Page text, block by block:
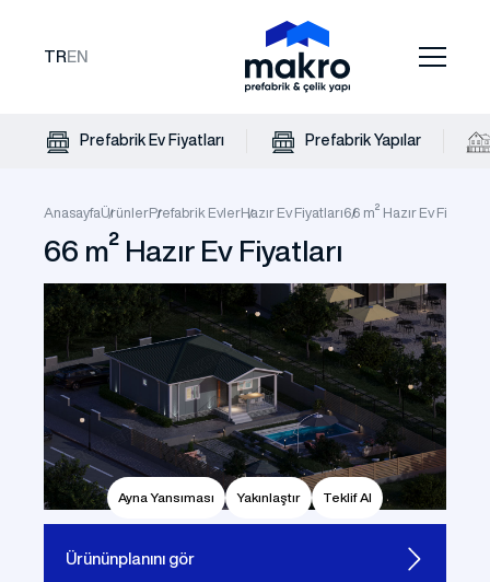
TR EN
Prefabrik Ev Fiyatları Prefabrik Yapılar
AnasayfaÜrünlerPrefabrik EvlerHazır Ev Fiyatları66 m² Hazır Ev Fiyatları
66 m² Hazır Ev Fiyatları
Ayna Yansıması Yakınlaştır Teklif Al
Ürününplanını gör